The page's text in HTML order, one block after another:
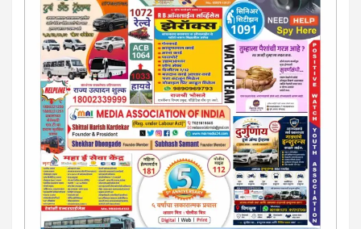
या AD सतिश कुंभार -9860944728
मराठी.. इंग्रजी पेपरला जाहिरात द्यायची संपर्क साधा..
मराठी इंग्रजी दैनिकासाठी जिल्हा, राज्य आवृत्तीसाठी जाहिराती स्विकारल्या
जातील. नवशक्ती, फ्री प्रेस जर्नल साठी तुम्हीही तुमच्या नाेटीस द्या. बँक,
13/213/4 सेल्स , डिमांड नाेटीस इतरांच्यापेक्षा वाजवी दरात आम्ही आपली
जाहिरात पब्लिश करू. माेबा. 9420939699